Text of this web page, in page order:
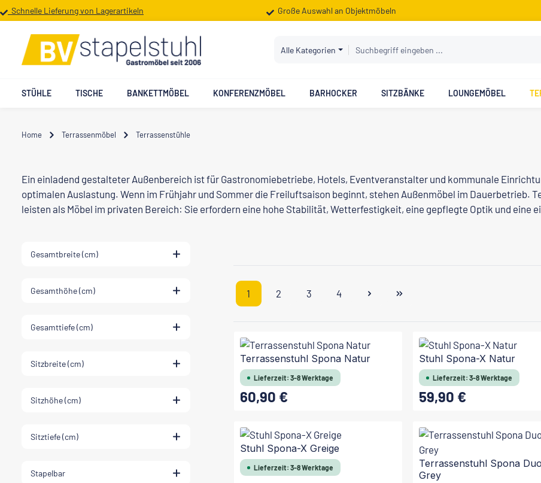
Hauptinhalt springen
Zur Suche springen
Zur Hauptnavigation springen
Schnelle Lieferung von Lagerartikeln Große Auswahl an Objektmöbeln
Alle Kategorien
STÜHLE TISCHE BANKETTMÖBEL KONFERENZMÖBEL BARHOCKER SITZBÄNKE LOUNGEMÖBEL
Home Terrassenmöbel Terrassenstühle
Ein einladend gestalteter Außenbereich ist für Gastronomiebetriebe, Hotels, Eventveranstalter und kommunale
optimalen Auslastung. Wenn im Frühjahr und Sommer die Freiluftsaison beginnt, stehen Außenmöbel im Dauerbetrieb.
leisten als Möbel im privaten Bereich: Sie erfordern eine hohe Stabilität, Wetterfestigkeit, eine gepflegte Optik und eine
Gesamtbreite (cm)
Gesamthöhe (cm)
Gesamttiefe (cm)
Sitzbreite (cm)
Sitzhöhe (cm)
Sitztiefe (cm)
Stapelbar
Seite
1
Seite
2
Seite
3
Seite
4
Terrassenstuhl Spona Natur
Lieferzeit: 3-8 Werktage
Regulärer Preis:
60,90 €
In den Warenkorb
Stuhl Spona-X Natur
Lieferzeit: 3-8 Werktage
Regulärer Preis:
59,90 €
In den Warenkorb
Stuhl Spona-X Greige
Lieferzeit: 3-8 Werktage
Terrassenstuhl Spona
Grey